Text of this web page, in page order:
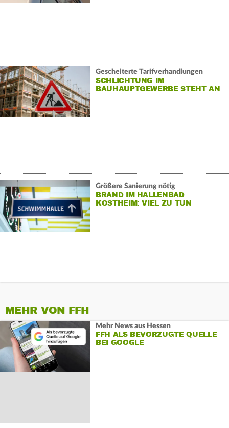
Gescheiterte Tarifverhandlungen
SCHLICHTUNG IM
BAUHAUPTGEWERBE STEHT AN
Größere Sanierung nötig
BRAND IM HALLENBAD
KOSTHEIM: VIEL ZU TUN
MEHR VON FFH
Mehr News aus Hessen
FFH ALS BEVORZUGTE QUELLE
BEI GOOGLE